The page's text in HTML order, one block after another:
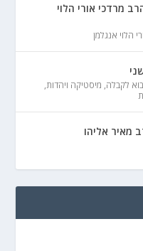
מרדכי אורי הלוי
הלוי אנגלמן
לקבלה, מיסטיקה ויהדות,
אליהו